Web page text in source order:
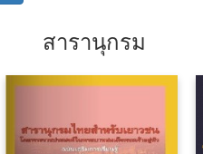
สารานุกรม